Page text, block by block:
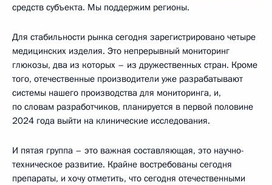
средств субъекта. Мы поддержим регионы.
Для стабильности рынка сегодня зарегистрировано четыре
медицинских изделия. Это непрерывный мониторинг
глюкозы, два из которых – из дружественных стран. Кроме
того, отечественные производители уже разрабатывают
системы нашего производства для мониторинга, и,
по словам разработчиков, планируется в первой половине
2024 года выйти на клинические исследования.
И пятая группа – это важная составляющая, это научно-
техническое развитие. Крайне востребованы сегодня
препараты, и хочу отметить, что сегодня отечественными